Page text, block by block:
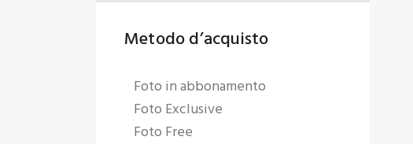
Metodo d’acquisto
Foto in abbonamento
Foto Exclusive
Foto Free